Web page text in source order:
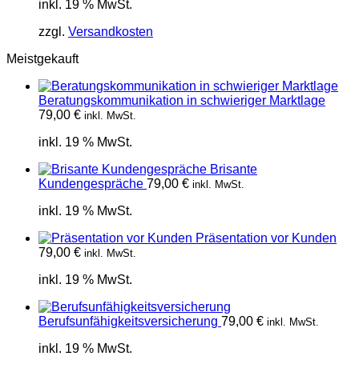
war:
inkl. 19 % MwSt.
zzgl. Versandkosten
Meistgekauft
Beratungskommunikation in schwieriger Marktlage
79,00 € inkl. MwSt.
inkl. 19 % MwSt.
Brisante
Kundengespräche 79,00 € inkl. MwSt.
inkl. 19 % MwSt.
Präsentation vor Kunden
79,00 € inkl. MwSt.
inkl. 19 % MwSt.
Berufsunfähigkeitsversicherung 79,00 € inkl. MwSt.
inkl. 19 % MwSt.